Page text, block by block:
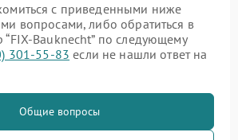
с приведенными ниже
вопросами, либо обратиться в
“FIX-Bauknecht” по следующему
301-55-83 если не нашли ответ на
Общие вопросы